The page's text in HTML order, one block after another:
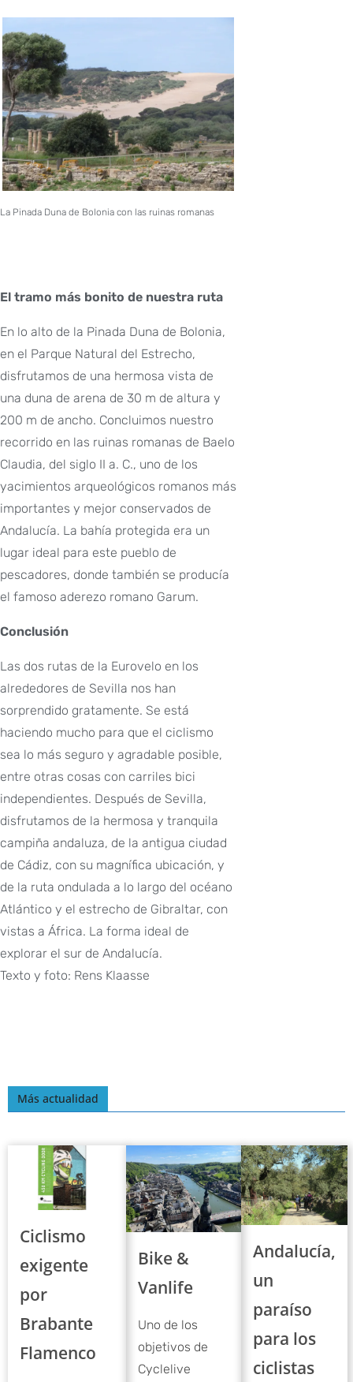
La Pinada Duna de Bolonia con las ruinas romanas
El tramo más bonito de nuestra ruta
En lo alto de la Pinada Duna de Bolonia,
en el Parque Natural del Estrecho,
disfrutamos de una hermosa vista de
una duna de arena de 30 m de altura y
200 m de ancho. Concluimos nuestro
recorrido en las ruinas romanas de Baelo
Claudia, del siglo II a. C., uno de los
yacimientos arqueológicos romanos más
importantes y mejor conservados de
Andalucía. La bahía protegida era un
lugar ideal para este pueblo de
pescadores, donde también se producía
el famoso aderezo romano Garum.
Conclusión
Las dos rutas de la Eurovelo en los
alrededores de Sevilla nos han
sorprendido gratamente. Se está
haciendo mucho para que el ciclismo
sea lo más seguro y agradable posible,
entre otras cosas con carriles bici
independientes. Después de Sevilla,
disfrutamos de la hermosa y tranquila
campiña andaluza, de la antigua ciudad
de Cádiz, con su magnífica ubicación, y
de la ruta ondulada a lo largo del océano
Atlántico y el estrecho de Gibraltar, con
vistas a África. La forma ideal de
explorar el sur de Andalucía.
Texto y foto: Rens Klaasse
Más actualidad
Ciclismo
exigente
por
Brabante
Flamenco
Bike &
Vanlife
Uno de los
objetivos de
Cyclelive
Andalucía,
un
paraíso
para los
ciclistas